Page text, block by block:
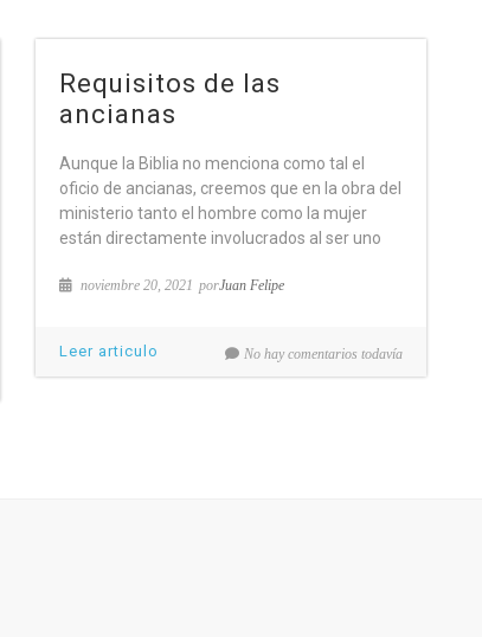
Requisitos de las
ancianas
Aunque la Biblia no menciona como tal el
oficio de ancianas, creemos que en la obra del
ministerio tanto el hombre como la mujer
están directamente involucrados al ser uno
noviembre 20, 2021 porJuan Felipe
No hay comentarios todavía
Leer articulo